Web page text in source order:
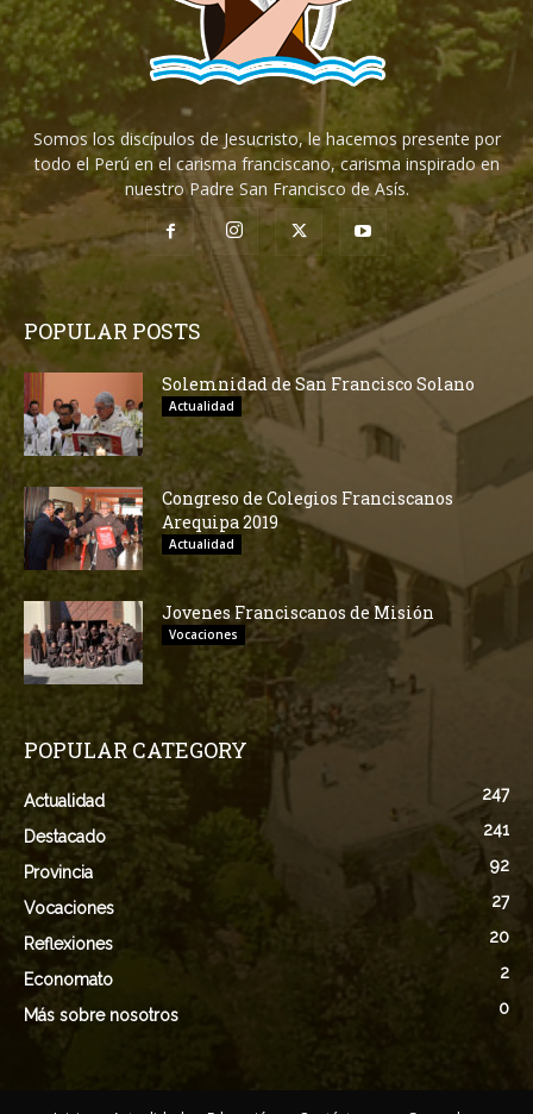
Somos los discípulos de Jesucristo, le hacemos presente por
todo el Perú en el carisma franciscano, carisma inspirado en
nuestro Padre San Francisco de Asís.
POPULAR POSTS
Solemnidad de San Francisco Solano
Actualidad
Congreso de Colegios Franciscanos
Arequipa 2019
Actualidad
Jovenes Franciscanos de Misión
Vocaciones
POPULAR CATEGORY
Actualidad 247
Destacado 241
Provincia 92
Vocaciones 27
Reflexiones 20
Economato 2
Más sobre nosotros 0